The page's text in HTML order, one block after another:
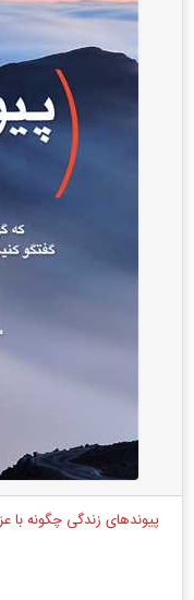
پیوندهای زندگی چگونه با